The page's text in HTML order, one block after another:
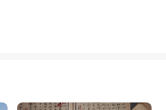
문화권..
월광보살경(月光菩薩經)》, 《대보적
波羅蜜經)》 卷上(大八·八二五中)
月光”이라 한 것이 그 증거다. 波斯
름巴利名은 Pas..